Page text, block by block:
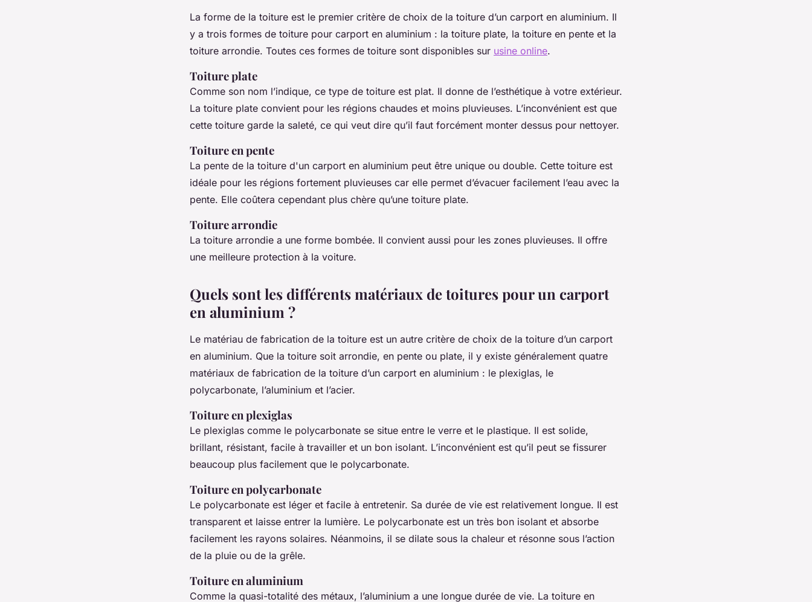
La forme de la toiture est le premier critère de choix de la toiture d’un carport en aluminium. Il
y a trois formes de toiture pour carport en aluminium : la toiture plate, la toiture en pente et la
toiture arrondie. Toutes ces formes de toiture sont disponibles sur usine online.
Toiture plate
Comme son nom l’indique, ce type de toiture est plat. Il donne de l’esthétique à votre extérieur.
La toiture plate convient pour les régions chaudes et moins pluvieuses. L’inconvénient est que
cette toiture garde la saleté, ce qui veut dire qu’il faut forcément monter dessus pour nettoyer.
Toiture en pente
La pente de la toiture d'un carport en aluminium peut être unique ou double. Cette toiture est
idéale pour les régions fortement pluvieuses car elle permet d’évacuer facilement l’eau avec la
pente. Elle coûtera cependant plus chère qu’une toiture plate.
Toiture arrondie
La toiture arrondie a une forme bombée. Il convient aussi pour les zones pluvieuses. Il offre
une meilleure protection à la voiture.
Quels sont les différents matériaux de toitures pour un carport
en aluminium ?
Le matériau de fabrication de la toiture est un autre critère de choix de la toiture d’un carport
en aluminium. Que la toiture soit arrondie, en pente ou plate, il y existe généralement quatre
matériaux de fabrication de la toiture d’un carport en aluminium : le plexiglas, le
polycarbonate, l’aluminium et l’acier.
Toiture en plexiglas
Le plexiglas comme le polycarbonate se situe entre le verre et le plastique. Il est solide,
brillant, résistant, facile à travailler et un bon isolant. L’inconvénient est qu’il peut se fissurer
beaucoup plus facilement que le polycarbonate.
Toiture en polycarbonate
Le polycarbonate est léger et facile à entretenir. Sa durée de vie est relativement longue. Il est
transparent et laisse entrer la lumière. Le polycarbonate est un très bon isolant et absorbe
facilement les rayons solaires. Néanmoins, il se dilate sous la chaleur et résonne sous l’action
de la pluie ou de la grêle.
Toiture en aluminium
Comme la quasi-totalité des métaux, l’aluminium a une longue durée de vie. La toiture en